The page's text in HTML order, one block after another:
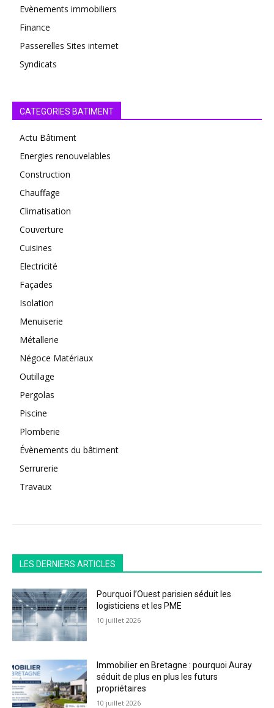
Evènements immobiliers
Finance
Passerelles Sites internet
Syndicats
CATEGORIES BATIMENT
Actu Bâtiment
Energies renouvelables
Construction
Chauffage
Climatisation
Couverture
Cuisines
Electricité
Façades
Isolation
Menuiserie
Métallerie
Négoce Matériaux
Outillage
Pergolas
Piscine
Plomberie
Évènements du bâtiment
Serrurerie
Travaux
LES DERNIERS ARTICLES
Pourquoi l’Ouest parisien séduit les
logisticiens et les PME
10 juillet 2026
Immobilier en Bretagne : pourquoi Auray
séduit de plus en plus les futurs
propriétaires
10 juillet 2026